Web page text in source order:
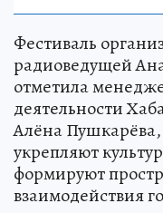
Фестиваль
радиоведущей
отметила
деятельности
Алёна
укрепляют
формируют
взаимодействия